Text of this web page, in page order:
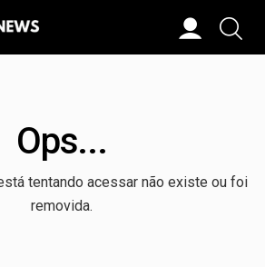
Ops...
tentando acessar não existe ou foi
removida.